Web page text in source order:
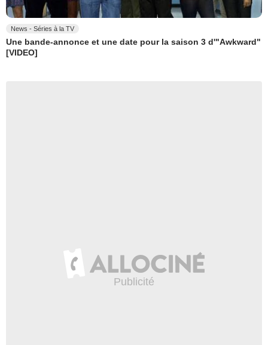
News - Séries à la TV
Une bande-annonce et une date pour la saison 3 d'"Awkward"
[VIDEO]